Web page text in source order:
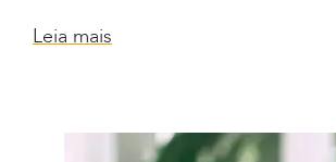
Leia mais